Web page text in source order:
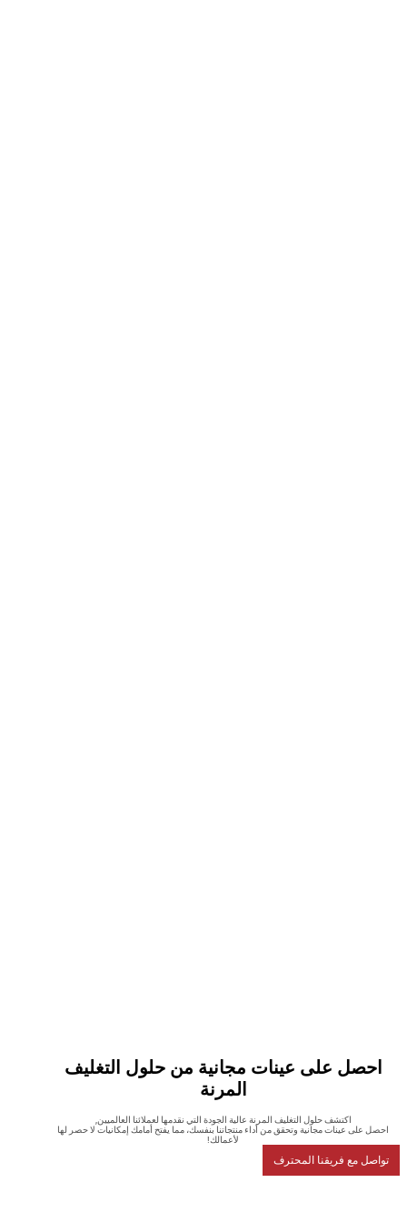
على عينات مجانية من حلول التغليف
المرنة
اكتشف حلول التغليف المرنة عالية الجودة التي نقدمها لعملائنا العالميين,
عينات مجانية وتحقق من أداء منتجاتنا بنفسك، مما يفتح أمامك إمكانيات لا حصر لها
مع فريقنا المحترف